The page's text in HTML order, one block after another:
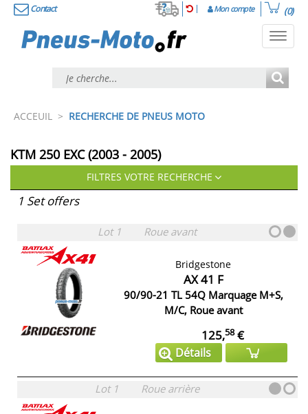
Contact Mon compte (0)
ACCEUIL > RECHERCHE DE PNEUS MOTO
KTM 250 EXC (2003 - 2005)
FILTRES VOTRE RECHERCHE
1 Set offers
Lot 1 Roue avant
Bridgestone
AX 41 F
90/90-21 TL 54Q Marquage M+S,
M/C, Roue avant
125,58€
Détails
Lot 1 Roue arrière